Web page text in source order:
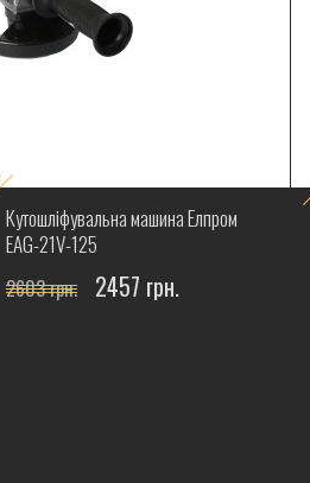
Кутошліфувальна машина Елпром
EAG-21V-125
2603 грн. 2457 грн.